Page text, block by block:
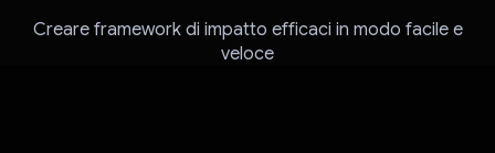
Creare framework di impatto efficaci in modo facile e
veloce